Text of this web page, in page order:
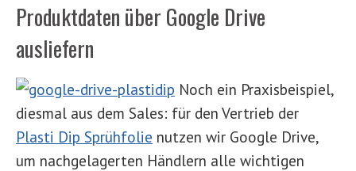
Produktdaten über Google Drive
ausliefern
Noch ein Praxisbeispiel,
diesmal aus dem Sales: für den Vertrieb der
Plasti Dip Sprühfolie nutzen wir Google Drive,
um nachgelagerten Händlern alle wichtigen